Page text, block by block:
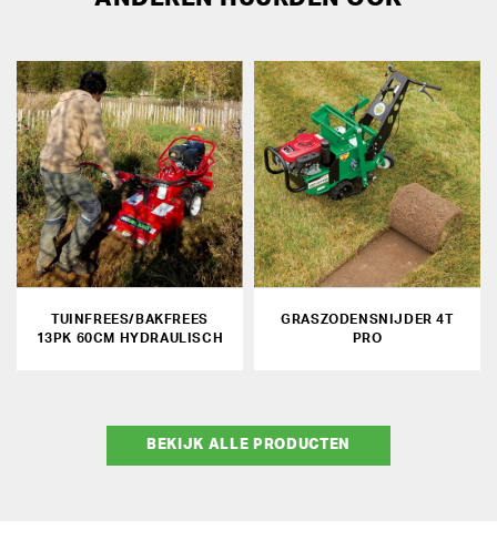
TUINFREES/BAKFREES
13PK 60CM HYDRAULISCH
GRASZODENSNIJDER 4T
PRO
BEKIJK ALLE PRODUCTEN